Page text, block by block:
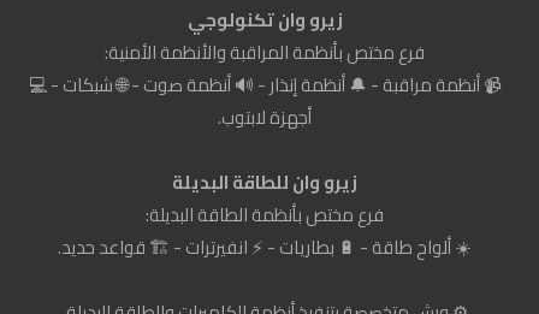
زيرو وان تكنولوجي
فرع مختص بأنظمة المراقبة والأنظمة الأمنية:
📹 أنظمة مراقبة - 🔔 أنظمة إنذار - 🔊 أنظمة صوت - 🌐 شبكات - 💻
أجهزة لابتوب.
زيرو وان للطاقة البديلة
فرع مختص بأنظمة الطاقة البديلة:
☀️ ألواح طاقة - 🔋 بطاريات - ⚡ انفيرترات - 🏗️ قواعد حديد.